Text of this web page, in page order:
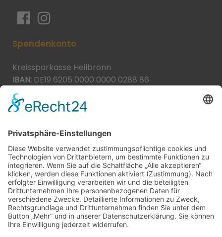
Spendenkonto
Kreissparkasse Heilbronn
IBAN: DE19 6205 0000 0000 0288 86
BIC:
Spende direkt via PayPal
JETZT SPENDEN
paypal@heilbronner-tierschutz.de